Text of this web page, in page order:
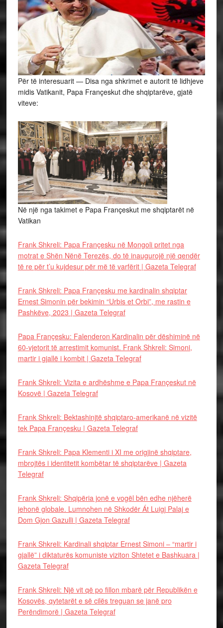
Për të interesuarit — Disa nga shkrimet e autorit të lidhjeve
midis Vatikanit, Papa Françeskut dhe shqiptarëve, gjatë
viteve:
Në një nga takimet e Papa Françeskut me shqiptarët në
Vatikan
Frank Shkreli: Papa Françesku në Mongoli pritet nga
motrat e Shën Nënë Terezës, do të inaugurojë një qendër
të re për t’u kujdesur për më të varfërit | Gazeta Telegraf
Frank Shkreli: Papa Françesku me kardinalin shqiptar
Ernest Simonin për bekimin “Urbis et Orbi”, me rastin e
Pashkëve, 2023 | Gazeta Telegraf
Papa Françesku: Falenderon Kardinalin për dëshiminë në
60-vjetorit të arrestimit komunist. Frank Shkreli: Simoni,
martir i gjallë i kombit | Gazeta Telegraf
Frank Shkreli: Vizita e ardhëshme e Papa Françeskut në
Kosovë | Gazeta Telegraf
Frank Shkreli: Bektashinjtë shqiptaro-amerikanë në vizitë
tek Papa Françesku | Gazeta Telegraf
Frank Shkreli: Papa Klementi i XI me origjinë shqiptare,
mbrojtës i identitetit kombëtar të shqiptarëve | Gazeta
Telegraf
Frank Shkreli: Shqipëria jonë e vogël bën edhe njëherë
jehonë globale. Lumnohen në Shkodër Át Luigj Palaj e
Dom Gjon Gazulli | Gazeta Telegraf
Frank Shkreli: Kardinali shqiptar Ernest Simoni – “martir i
gjallë” i diktaturës komuniste viziton Shtetet e Bashkuara |
Gazeta Telegraf
Frank Shkreli: Një vit që po fillon mbarë për Republikën e
Kosovës, qytetarët e së cilës treguan se janë pro
Perëndimorë | Gazeta Telegraf